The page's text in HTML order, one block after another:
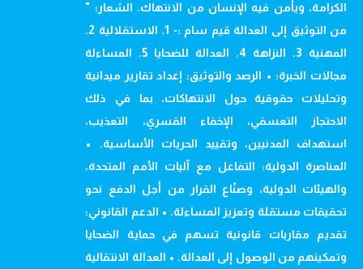
الكرامة، ويأمن فيه الإنسان من الانتهاك. الشعار: "
من التوثيق إلى العدالة قيم سام :- 1. الاستقلالية 2.
المهنية 3. النزاهة 4. العدالة للضحايا 5. المساءلة
مجالات الخبرة: • الرصد والتوثيق: إعداد تقارير ميدانية
وتحليلات حقوقية حول الانتهاكات، بما في ذلك
الاحتجاز التعسفي، الإخفاء القسري، التعذيب،
استهداف المدنيين، وتقييد الحريات الأساسية. •
المناصرة الدولية: التفاعل مع آليات الأمم المتحدة،
والهيئات الدولية، وصنّاع القرار من أجل الدفع نحو
تحقيقات مستقلة وتعزيز المساءلة. • الدعم القانوني:
تقديم مقاربات قانونية تسهم في حماية الضحايا
وتمكينهم من الوصول إلى العدالة. • العدالة الانتقالية